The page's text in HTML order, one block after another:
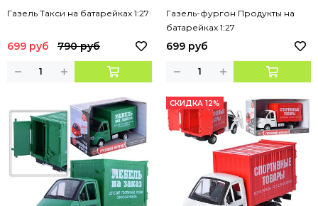
Газель Такси на батарейках 1:27
699 руб 790 руб
Газель-фургон Продукты на
батарейках 1:27
699 руб
СКИДКА 12%